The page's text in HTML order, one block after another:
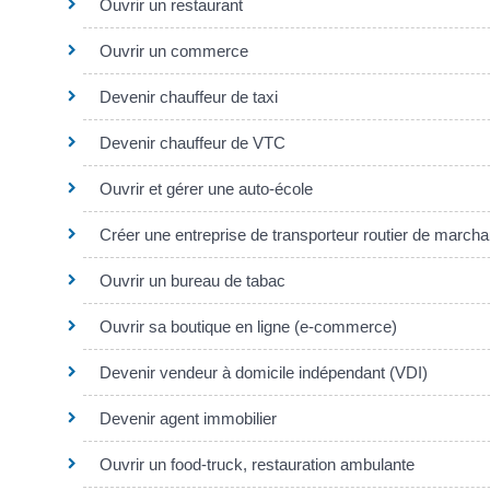
Ouvrir un restaurant
Ouvrir un commerce
Devenir chauffeur de taxi
Devenir chauffeur de VTC
Ouvrir et gérer une auto-école
Créer une entreprise de transporteur routier de
Ouvrir un bureau de tabac
Ouvrir sa boutique en ligne (e-commerce)
Devenir vendeur à domicile indépendant (VDI)
Devenir agent immobilier
Ouvrir un food-truck, restauration ambulante